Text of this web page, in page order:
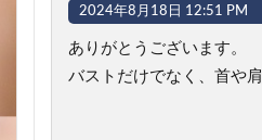
2024年8月18日 12:51 PM
ありがとうございます。
バストだけでなく、首や